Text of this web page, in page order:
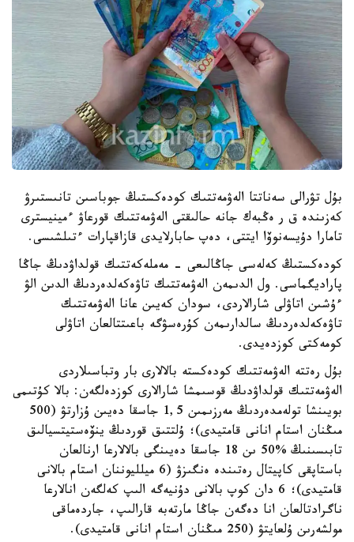
بۇل تۋرالى سەناتتا الەۋمەتتىك كودەكستىڭ جوباسىن تانىستىرۋ
كەزىندە ق ر ەڭبەك جانە حالىقتى الەۋمەتتىك قورعاۋ ءمينيسترى
تامارا دۇيسەنوۆا ايتتى، دەپ حابارلايدى قازاقپارات ءتىلشىسى.
كودەكستىڭ كەلەسى جاڭالىعى - مەملەكەتتىك قولداۋدىڭ جاڭا
پاراديگماسى. ول الدىمەن الەۋمەتتىك تاۋەكەلدەردىڭ الدىن الۋ
ءۇشىن اتاۋلى شارالاردى، سودان كەيىن عانا الەۋمەتتىك
تاۋەكەلدەردىڭ سالدارىمەن كۇرەسۋگە باعىتتالعان اتاۋلى
كومەكتى كوزدەيدى.
بۇل رەتتە الەۋمەتتىك كودەكستە بالالارى بار وتباسىلاردى
الەۋمەتتىك قولداۋدىڭ قوسىمشا شارالارى كوزدەلگەن: بالا كۇتىمى
بويىنشا تولەمدەردىڭ مەرزىمىن 1,5 جاسقا دەيىن ۇزارتۋ (500
مىڭنان استام انانى قامتيدى)؛ ۇلتتىق قوردىڭ ينۆەستيتسيالىق
تابىسىنىڭ %50 ىن 18 جاسقا دەيىنگى بالالارعا ارنالعان
باستاپقى كاپيتال رەتىندە ەنگىزۋ (6 ميلليوننان استام بالانى
قامتيدى)؛ 6 دان كوپ بالانى دۇنيەگە الىپ كەلگەن انالارعا
ناگرادتالعان انا دەگەن جاڭا مارتەبە قارالىپ، جاردەماقى
مولشەرىن ۇلعايتۋ (250 مىڭنان استام انانى قامتيدى).